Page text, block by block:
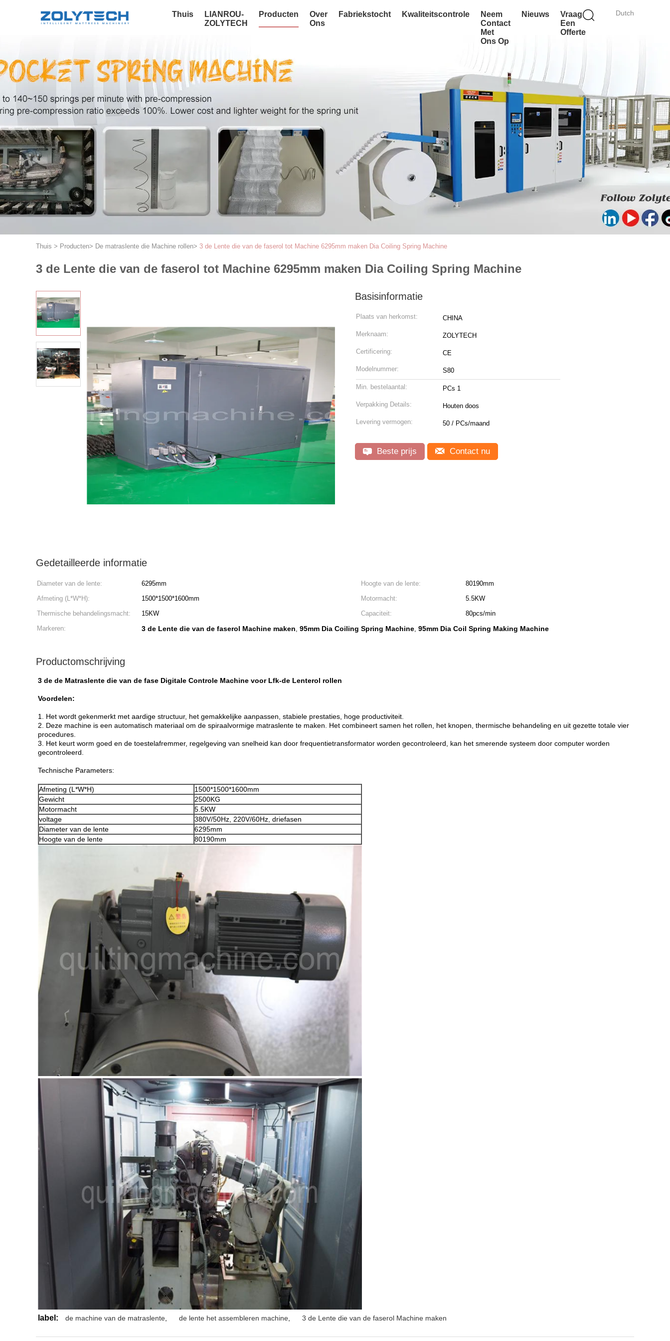
Dutch
Thuis
LIANROU-
ZOLYTECH
Producten
Over
Ons
Fabriekstocht Kwaliteitscontrole
Neem
Contact
Met
Ons Op
Nieuws
Vraag
Een
Offerte
Thuis > Producten> De matraslente die Machine rollen> 3 de Lente die van de faserol tot Machine 6295mm maken Dia Coiling Spring Machine
3 de Lente die van de faserol tot Machine 6295mm maken Dia Coiling Spring Machine
Basisinformatie
Plaats van herkomst: CHINA
Merknaam: ZOLYTECH
Certificering: CE
Modelnummer: S80
Min. bestelaantal: PCs 1
Verpakking Details: Houten doos
Levering vermogen: 50 / PCs/maand
Beste prijs Contact nu
Gedetailleerde informatie
Diameter van de lente: 6295mm Hoogte van de lente:
80190mm
Afmeting (L*W*H):
1500*1500*1600mm Motormacht:
5.5KW
Thermische behandelingsmacht:
15KW Capaciteit:
80pcs/min
Markeren:
3 de Lente die van de faserol Machine maken, 95mm Dia Coiling Spring Machine, 95mm Dia Coil Spring Making Machine
Productomschrijving
3 de de Matraslente die van de fase Digitale Controle Machine voor Lfk-de Lenterol rollen
Voordelen:
1. Het wordt gekenmerkt met aardige structuur, het gemakkelijke aanpassen, stabiele prestaties, hoge productiviteit.
2. Deze machine is een automatisch materiaal om de spiraalvormige matraslente te maken. Het combineert samen het rollen, het knopen, thermische behandeling en uit gezette totale vier
procedures.
3. Het keurt worm goed en de toestelafremmer, regelgeving van snelheid kan door frequentietransformator worden gecontroleerd, kan het smerende systeem door computer worden
gecontroleerd.
Technische Parameters:
Afmeting (L*W*H)
1500*1500*1600mm
Gewicht
2500KG
Motormacht
5.5KW
voltage
380V/50Hz, 220V/60Hz, driefasen
Diameter van de lente
6295mm
Hoogte van de lente
80190mm
label: de machine van de matraslente de lente het assembleren machine 3 de Lente die van de faserol Machine maken